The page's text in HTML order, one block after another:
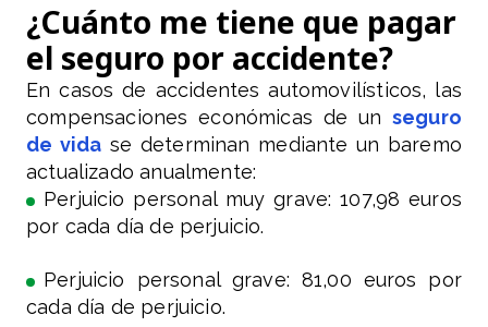
¿Cuánto me tiene que pagar
el seguro por accidente?
En casos de accidentes automovilísticos, las
compensaciones económicas de un seguro
de vida se determinan mediante un baremo
actualizado anualmente:
Perjuicio personal muy grave: 107,98 euros
por cada día de perjuicio.
Perjuicio personal grave: 81,00 euros por
cada día de perjuicio.